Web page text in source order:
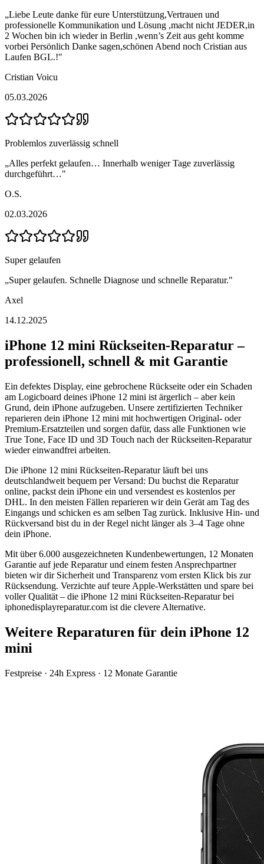
„Liebe Leute danke für eure Unterstützung,Vertrauen und
professionelle Kommunikation und Lösung ,macht nicht JEDER,in
2 Wochen bin ich wieder in Berlin ,wenn’s Zeit aus geht komme
vorbei Persönlich Danke sagen,schönen Abend noch Cristian aus
Laufen BGL.!"
Cristian Voicu
05.03.2026
Problemlos zuverlässig schnell
„Alles perfekt gelaufen… Innerhalb weniger Tage zuverlässig
durchgeführt…"
O.S.
02.03.2026
Super gelaufen
„Super gelaufen. Schnelle Diagnose und schnelle Reparatur."
Axel
14.12.2025
iPhone 12 mini Rückseiten-Reparatur–
professionell, schnell & mit Garantie
Ein defektes Display, eine gebrochene Rückseite oder ein Schaden
am Logicboard deines iPhone 12 mini ist ärgerlich – aber kein
Grund, dein iPhone aufzugeben. Unsere zertifizierten Techniker
reparieren dein iPhone 12 mini mit hochwertigen Original- oder
Premium-Ersatzteilen und sorgen dafür, dass alle Funktionen wie
True Tone, Face ID und 3D Touch nach derRückseiten-Reparatur
wieder einwandfrei arbeiten.
Die iPhone 12 mini Rückseiten-Reparaturläuft bei uns
deutschlandweit bequem per Versand: Du buchst die Reparatur
online, packst dein iPhone ein und versendest es kostenlos per
DHL. In den meisten Fällen reparieren wir dein Gerät am Tag des
Eingangs und schicken es am selben Tag zurück. Inklusive Hin- und
Rückversand bist du in der Regel nicht länger als 3–4 Tage ohne
dein iPhone.
Mit über 6.000 ausgezeichneten Kundenbewertungen, 12 Monaten
Garantie auf jede Reparatur und einem festen Ansprechpartner
bieten wir dir Sicherheit und Transparenz vom ersten Klick bis zur
Rücksendung. Verzichte auf teure Apple-Werkstätten und spare bei
voller Qualität – die iPhone 12 mini Rückseiten-Reparaturbei
iphonedisplayreparatur.com ist die clevere Alternative.
Weitere Reparaturen für dein iPhone 12
mini
Festpreise · 24h Express · 12 Monate Garantie